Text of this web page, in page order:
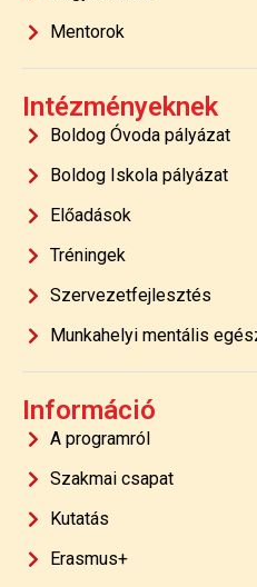
Mentorok
Intézményeknek
Boldog Óvoda pályázat
Boldog Iskola pályázat
Előadások
Tréningek
Szervezetfejlesztés
Munkahelyi mentális
Információ
A programról
Szakmai csapat
Kutatás
Erasmus+